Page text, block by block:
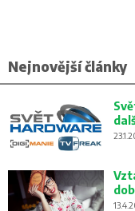
Nejnovější články